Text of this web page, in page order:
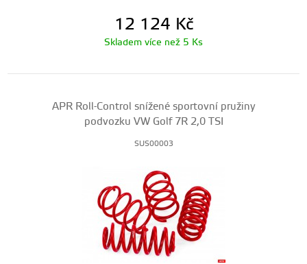
12 124 Kč
Skladem více než 5 Ks
APR Roll-Control snížené sportovní pružiny
podvozku VW Golf 7R 2,0 TSI
SUS00003